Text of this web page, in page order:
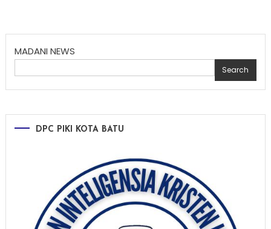
MADANI NEWS
Search
DPC PIKI KOTA BATU